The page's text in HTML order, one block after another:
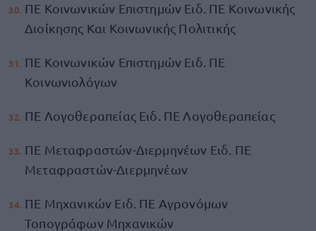
ΠΕ Κοινωνικών Επιστημών Ειδ. ΠΕ Κοινωνικής
Διοίκησης Και Κοινωνικής Πολιτικής
ΠΕ Κοινωνικών Επιστημών Ειδ. ΠΕ
Κοινωνιολόγων
ΠΕ Λογοθεραπείας Ειδ. ΠΕ Λογοθεραπείας
ΠΕ Μεταφραστών-Διερμηνέων Ειδ. ΠΕ
Μεταφραστών-Διερμηνέων
ΠΕ Μηχανικών Ειδ. ΠΕ Αγρονόμων
Τοπογράφων Μηχανικών